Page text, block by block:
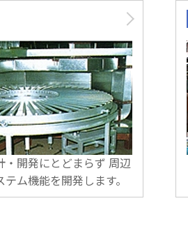
・開発にとどまらず 周辺
ム機能を開発します。